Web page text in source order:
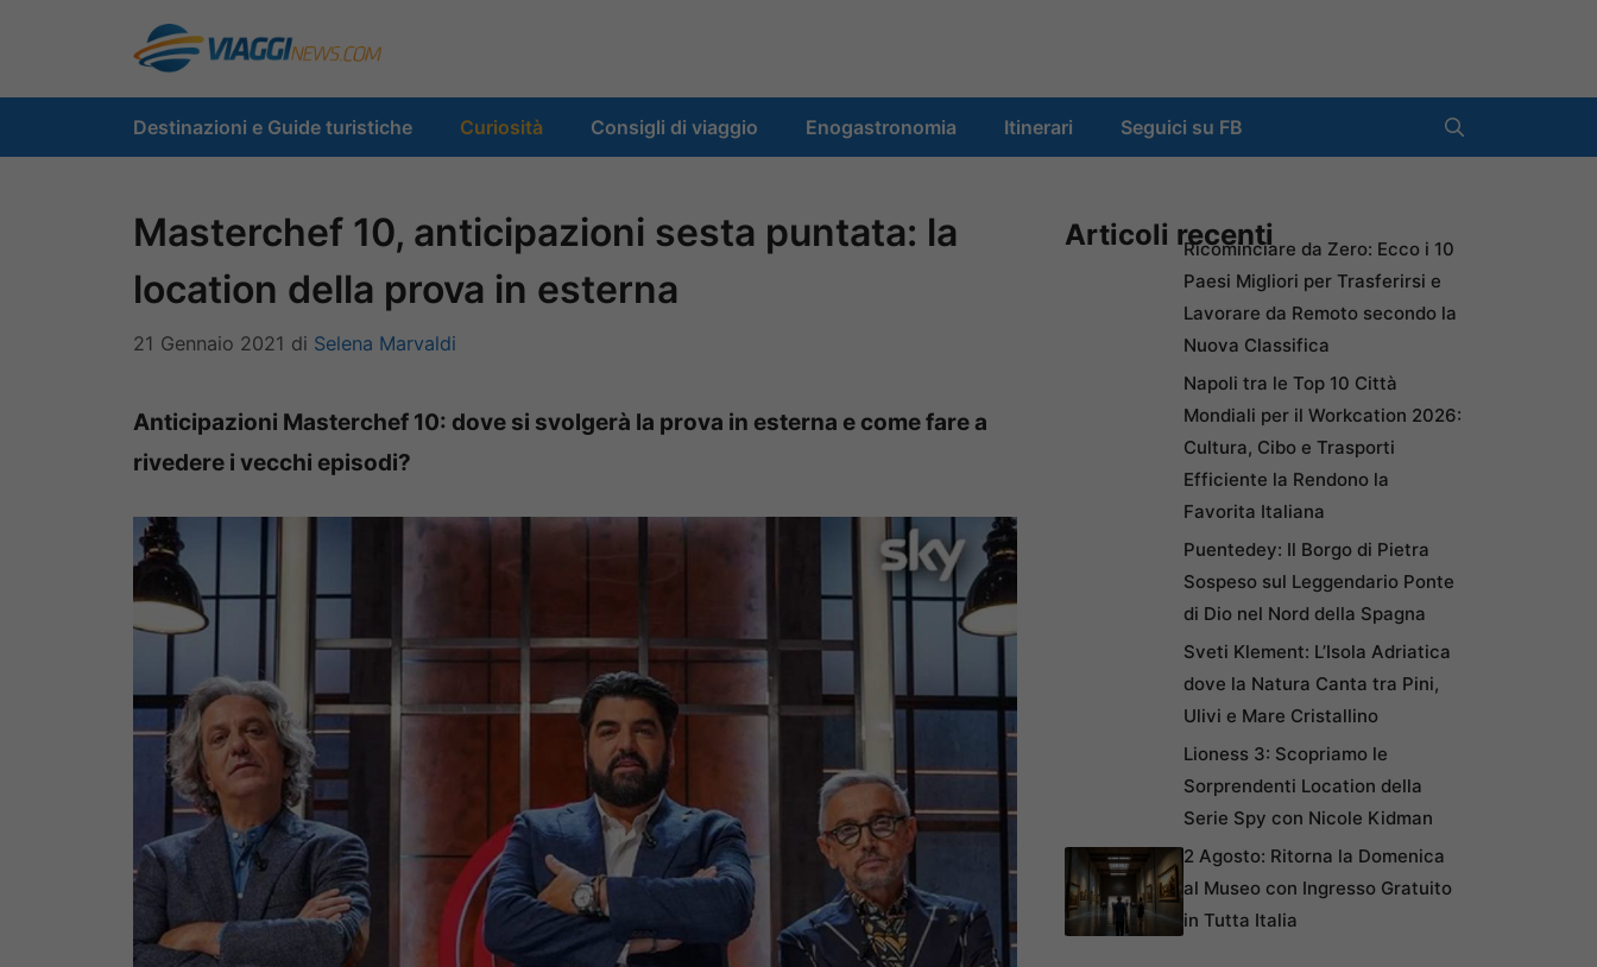
contenuto
Destinazioni e Guide turistiche Curiosità Consigli di viaggio Enogastronomia Itinerari Seguici su FB
Masterchef 10, anticipazioni sesta puntata: la
location della prova in esterna
21 Gennaio 2021 di Selena Marvaldi
Anticipazioni Masterchef 10: dove si svolgerà la prova in esterna e come fare a
rivedere i vecchi episodi?
Articoli recentiRicominciare da Zero: Ecco i 10
Paesi Migliori per Trasferirsi e
Lavorare da Remoto secondo la
Nuova Classifica
Napoli tra le Top 10 Città
Mondiali per il Workcation 2026:
Cultura, Cibo e Trasporti
Efficiente la Rendono la
Favorita Italiana
Puentedey: Il Borgo di Pietra
Sospeso sul Leggendario Ponte
di Dio nel Nord della Spagna
Sveti Klement: L’Isola Adriatica
dove la Natura Canta tra Pini,
Ulivi e Mare Cristallino
Lioness 3: Scopriamo le
Sorprendenti Location della
Serie Spy con Nicole Kidman
2 Agosto: Ritorna la Domenica
al Museo con Ingresso Gratuito
in Tutta Italia